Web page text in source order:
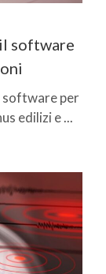
software
software per
edilizi e ...